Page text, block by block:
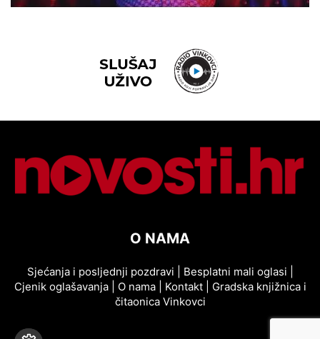
O NAMA
Sjećanja i posljednji pozdravi Besplatni mali oglasi
Cjenik oglašavanja| O nama| Kontakt| Gradska knjižnica i
čitaonica Vinkovci